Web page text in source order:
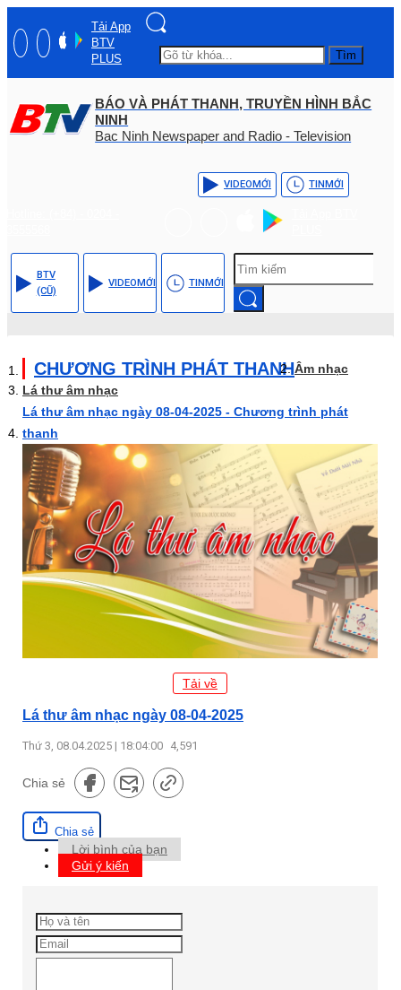
Tải App
BTV
PLUS
Tìm
BÁO VÀ PHÁT THANH, TRUYỀN HÌNH BẮC
NINH
Bac Ninh Newspaper and Radio - Television
VIDEOMỚI TINMỚI
BTV
(CŨ)
VIDEOMỚI TINMỚI
CHƯƠNG TRÌNH PHÁT THANHÂm nhạc
Lá thư âm nhạc
Lá thư âm nhạc ngày 08-04-2025 - Chương trình phát
thanh
Tải về
Lá thư âm nhạc ngày 08-04-2025
Thứ 3, 08.04.2025 | 18:04:00 4,591
Chia sẻ
Chia sẻ
Lời bình của bạn
Gửi ý kiến